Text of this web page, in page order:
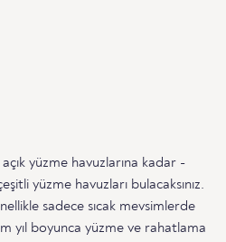
yüzme havuzlarına kadar -
yüzme havuzları bulacaksınız.
sadece sıcak mevsimlerde
yıl boyunca yüzme ve rahatlama